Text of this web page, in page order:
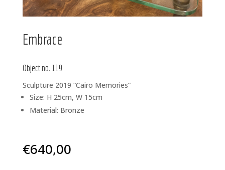
Embrace
Object no. 119
Sculpture 2019 “Cairo Memories”
Size: H 25cm, W 15cm
Material: Bronze
€640,00